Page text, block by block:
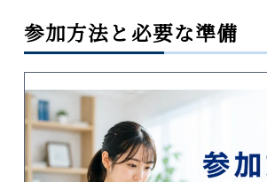
参加方法と必要な準備